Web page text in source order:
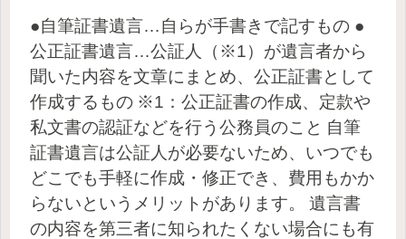
●自筆証書遺言…自らが手書きで記すもの ●
公正証書遺言…公証人（※1）が遺言者から
聞いた内容を文章にまとめ、公正証書として
作成するもの ※1：公正証書の作成、定款や
私文書の認証などを行う公務員のこと 自筆
証書遺言は公証人が必要ないため、いつでも
どこでも手軽に作成・修正でき、費用もかか
らないというメリットがあります。
遺言書
の内容を第三者に知られたくない場合にも有